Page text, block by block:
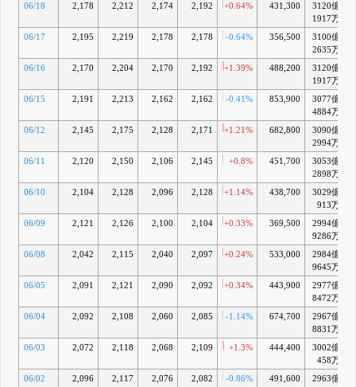
06/18 2,178 2,212 2,174 2,192 +0.64% 431,300
3120億
1917万
06/17 2,195 2,219 2,178 2,178 -0.64% 356,500
3100億
2635万
06/16 2,170 2,204 2,170 2,192 +1.39% 488,200
3120億
1917万
06/15 2,191 2,213 2,162 2,162 -0.41% 853,900
3077億
4884万
06/12 2,145 2,175 2,128 2,171 +1.21% 682,800
3090億
2994万
06/11 2,120 2,150 2,106 2,145 +0.8% 451,700
3053億
2898万
06/10 2,104 2,128 2,096 2,128 +1.14% 438,700
3029億
913万
06/09 2,121 2,126 2,100 2,104 +0.33% 369,500
2994億
9286万
06/08 2,042 2,115 2,040 2,097 +0.24% 533,000
2984億
9645万
06/05 2,091 2,121 2,090 2,092 +0.34% 443,900
2977億
8472万
06/04 2,092 2,108 2,060 2,085 -1.14% 674,700
2967億
8831万
06/03 2,072 2,118 2,068 2,109 +1.3% 444,400
3002億
458万
06/02 2,096 2,117 2,076 2,082 -0.86% 491,600
2963億